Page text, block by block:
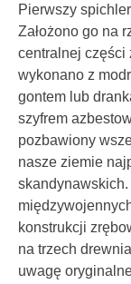
Pierwszy
Założono go na
centralnej części
wykonano z
gontem lub
szyfrem
pozbawiony
nasze ziemie
konstrukcji
na trzech
uwagę